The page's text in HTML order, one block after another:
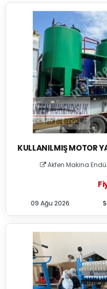
KULLANILMIŞ MOTOR
Akfen Makina
09 Ağu 2026